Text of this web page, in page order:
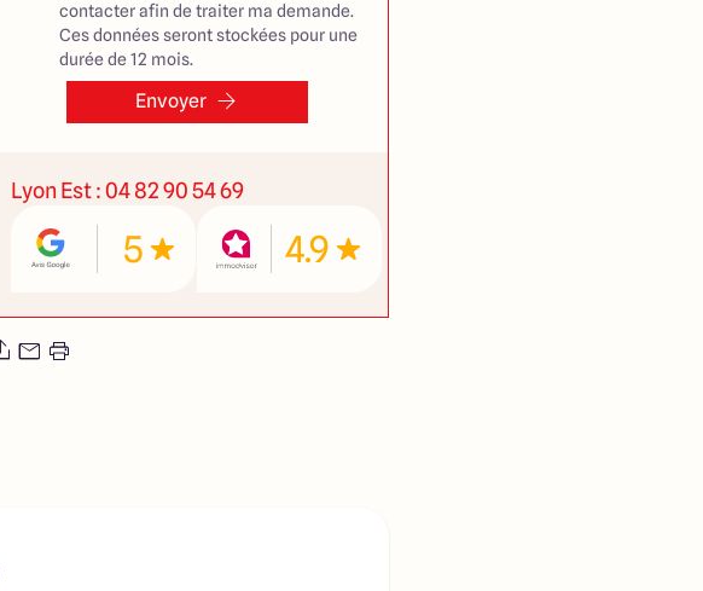
contacter afin de traiter ma demande.
Ces données seront stockées pour une
durée de 12 mois.
Envoyer
Lyon Est : 04 82 90 54 69
5 4.9